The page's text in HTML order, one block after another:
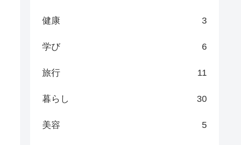
健康 3
学び 6
旅行 11
暮らし 30
美容 5